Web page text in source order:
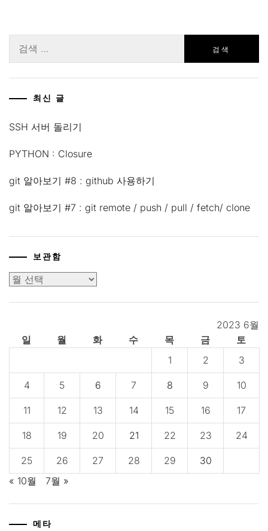
색:
최신 글
SSH 서버 돌리기
PYTHON : Closure
git 알아보기 #8 : github 사용하기
git 알아보기 #7 : git remote / push / pull / fetch/ clone
보관함
보
2023 6월
일
월 화 수 목 금
토
1
2 3
4 5 6 7 8 9 10
11 12 13 14 15 16 17
18 19 20 21 22 23 24
25 26 27 28 29
30
« 10월
7월 »
메타